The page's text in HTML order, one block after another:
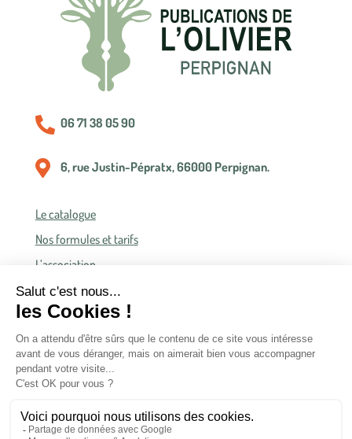
 06 71 38 05 90
 6, rue Justin-Pépratx, 66000 Perpignan.
Le catalogue
Nos formules et tarifs
L’association
Politique de confidentialité
Conditions générales de vente
Conditions générales d’accès et d’utilisation